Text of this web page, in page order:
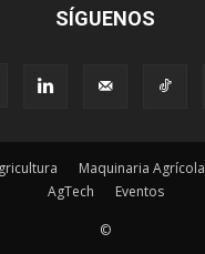
SÍGUENOS
Maquinaria Agrícola
AgTech
Eventos
©